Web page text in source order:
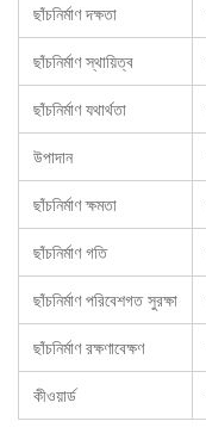
ছাঁচনির্মাণ দক্ষতা
ছাঁচনির্মাণ স্থায়িত্ব
ছাঁচনির্মাণ যথার্থতা
উপাদান
ছাঁচনির্মাণ ক্ষমতা
ছাঁচনির্মাণ গতি
ছাঁচনির্মাণ পরিবেশগত সুরক্ষা
ছাঁচনির্মাণ রক্ষণাবেক্ষণ
কীওয়ার্ড